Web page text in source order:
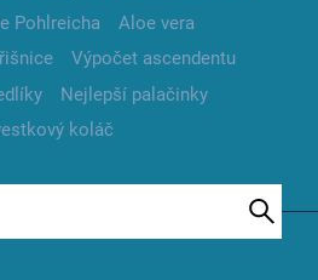
Pohlreicha
Aloe vera
Výpočet ascendentu
Nejlepší palačinky
koláč